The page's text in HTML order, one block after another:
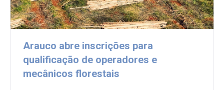
Arauco abre inscrições para
qualificação de operadores e
mecânicos florestais